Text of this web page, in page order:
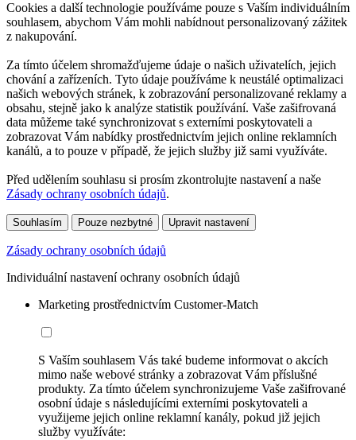
Cookies a další technologie používáme pouze s Vaším individuálním
souhlasem, abychom Vám mohli nabídnout personalizovaný zážitek
z nakupování.
Za tímto účelem shromažďujeme údaje o našich uživatelích, jejich
chování a zařízeních. Tyto údaje používáme k neustálé optimalizaci
našich webových stránek, k zobrazování personalizované reklamy a
obsahu, stejně jako k analýze statistik používání. Vaše zašifrovaná
data můžeme také synchronizovat s externími poskytovateli a
zobrazovat Vám nabídky prostřednictvím jejich online reklamních
kanálů, a to pouze v případě, že jejich služby již sami využíváte.
Před udělením souhlasu si prosím zkontrolujte nastavení a naše
Zásady ochrany osobních údajů.
Souhlasím Pouze nezbytné Upravit nastavení
Zásady ochrany osobních údajů
Individuální nastavení ochrany osobních údajů
Marketing prostřednictvím Customer-Match
S Vaším souhlasem Vás také budeme informovat o akcích
mimo naše webové stránky a zobrazovat Vám příslušné
produkty. Za tímto účelem synchronizujeme Vaše zašifrované
osobní údaje s následujícími externími poskytovateli a
využijeme jejich online reklamní kanály, pokud již jejich
služby využíváte: